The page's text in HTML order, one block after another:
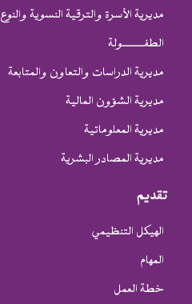
مديرية الأسرة والترقية النسوية والنوع
الطفـــــــــولة
مديرية الدراسات والتعاون والمتابعة
مديرية الشؤون المالية
مديرية المعلوماتية
مديرية المصادر البشرية
تقديم
الهيكل التنظيمي
المهام
خطة العمل